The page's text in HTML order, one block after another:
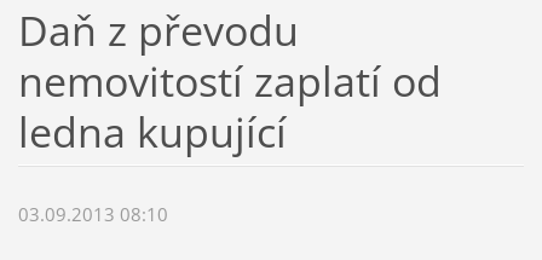
Daň z převodu
nemovitostí zaplatí od
ledna kupující
03.09.2013 08:10